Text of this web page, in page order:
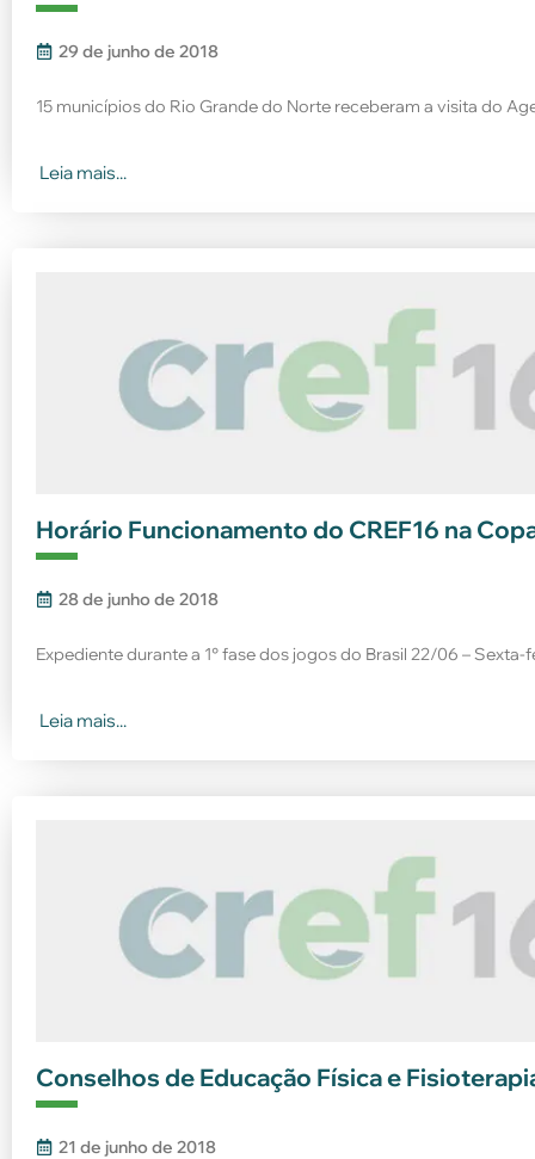
29 de junho de 2018
15 municípios do Rio Grande do Norte receberam a visita do
Leia mais...
Horário Funcionamento do CREF16 na
28 de junho de 2018
Expediente durante a 1° fase dos jogos do Brasil 22/06 –
Leia mais...
Conselhos de Educação Física e
21 de junho de 2018